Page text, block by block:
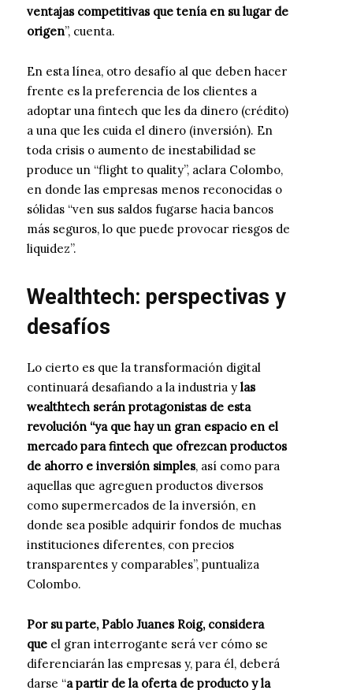
ventajas competitivas que tenía en su lugar de
origen”, cuenta.
En esta línea, otro desafío al que deben hacer
frente es la preferencia de los clientes a
adoptar una fintech que les da dinero (crédito)
a una que les cuida el dinero (inversión). En
toda crisis o aumento de inestabilidad se
produce un “flight to quality”, aclara Colombo,
en donde las empresas menos reconocidas o
sólidas “ven sus saldos fugarse hacia bancos
más seguros, lo que puede provocar riesgos de
liquidez”.
Wealthtech: perspectivas y
desafíos
Lo cierto es que la transformación digital
continuará desafiando a la industria y las
wealthtech serán protagonistas de esta
revolución “ya que hay un gran espacio en el
mercado para fintech que ofrezcan productos
de ahorro e inversión simples, así como para
aquellas que agreguen productos diversos
como supermercados de la inversión, en
donde sea posible adquirir fondos de muchas
instituciones diferentes, con precios
transparentes y comparables”, puntualiza
Colombo.
Por su parte, Pablo Juanes Roig, considera
que el gran interrogante será ver cómo se
diferenciarán las empresas y, para él, deberá
darse “a partir de la oferta de producto y la